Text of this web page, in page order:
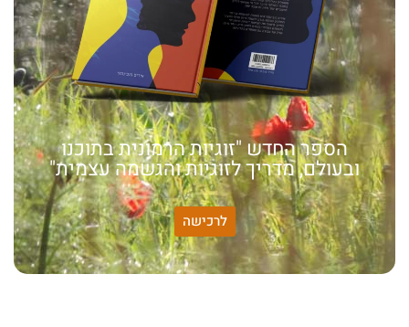
הספר החדש "זוגיות הרמונית בתוכנו
ובעולם, מדריך לזוגיות והגשמה עצמית"
לרכישה
האמונה שלי: